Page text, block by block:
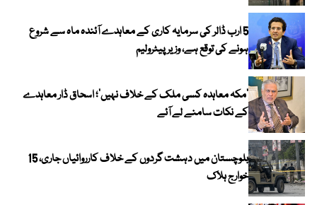
5 ارب ڈالر کی سرمایہ کاری کے معاہدے آئندہ ماہ سے شروع
ہونے کی توقع ہے، وزیر پیٹرولیم
‘مکہ معاہدہ کسی ملک کے خلاف نہیں’؛ اسحاق ڈار معاہدے
کے نکات سامنے لے آئے
بلوچستان میں دہشت گردوں کے خلاف کارروائیاں جاری، 15
خوارج ہلاک